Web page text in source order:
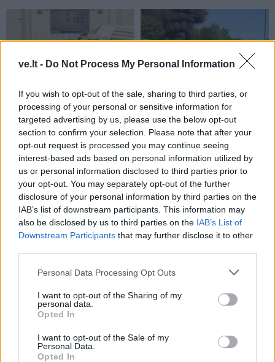
ve.lt - Do Not Process My Personal Information
If you wish to opt-out of the sale, sharing to third parties, or
processing of your personal or sensitive information for
targeted advertising by us, please use the below opt-out
section to confirm your selection. Please note that after your
opt-out request is processed you may continue seeing
interest-based ads based on personal information utilized by
us or personal information disclosed to third parties prior to
your opt-out. You may separately opt-out of the further
disclosure of your personal information by third parties on the
IAB’s list of downstream participants. This information may
also be disclosed by us to third parties on the IAB’s List of
Downstream Participants that may further disclose it to other
Personal Data Processing Opt Outs
I want to opt-out of the Sharing of my
personal data.
Opted In
I want to opt-out of the Sale of my
Personal Data.
Opted In
Kriminalai
Sukčiai nesnaudžia:
naudojasi dėl kietojo kuro
kilusiu ažiotažu
Kriminalai
Gaisras automobilių
pardavimo aikštelėje:
sudegė ne tik namelis ant
ratų